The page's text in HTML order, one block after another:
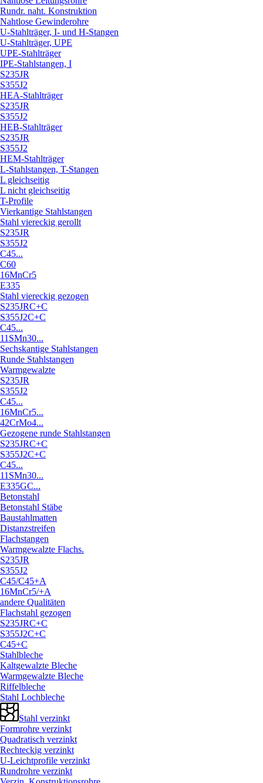
Rundr. naht. Konstruktion
Nahtlose Gewinderohre
U-Stahlträger, I- und H-Stangen
U-Stahlträger, UPE
UPE-Stahlträger
IPE-Stahlstangen, I
S235JR
S355J2
HEA-Stahlträger
S235JR
S355J2
HEB-Stahlträger
S235JR
S355J2
HEM-Stahlträger
L-Stahlstangen, T-Stangen
L gleichseitig
L nicht gleichseitig
T-Profile
Vierkantige Stahlstangen
Stahl viereckig gerollt
S235JR
S355J2
C45...
C60
16MnCr5
E335
Stahl viereckig gezogen
S235JRC+C
S355J2C+C
C45...
11SMn30...
Sechskantige Stahlstangen
Runde Stahlstangen
Warmgewalzte
S235JR
S355J2
C45...
16MnCr5...
42CrMo4...
Gezogene runde Stahlstangen
S235JRC+C
S355J2C+C
C45...
11SMn30...
E335GC...
Betonstahl
Betonstahl Stäbe
Baustahlmatten
Distanzstreifen
Flachstangen
Warmgewalzte Flachs.
S235JR
S355J2
C45/C45+A
16MnCr5/+A
andere Qualitäten
Flachstahl gezogen
S235JRC+C
S355J2C+C
C45+C
Stahlbleche
Kaltgewalzte Bleche
Warmgewalzte Bleche
Riffelbleche
Stahl Lochbleche
Stahl verzinkt
Formrohre verzinkt
Quadratisch verzinkt
Rechteckig verzinkt
U-Leichtprofile verzinkt
Rundrohre verzinkt